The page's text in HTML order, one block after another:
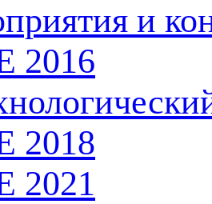
и
2016
2018
2021